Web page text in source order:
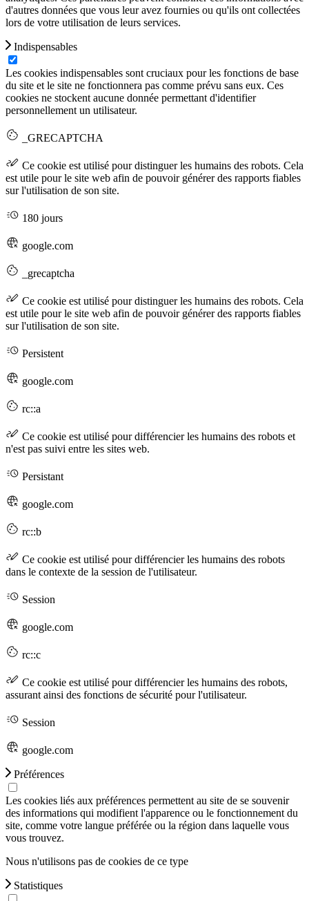
d'autres données que vous leur avez fournies ou qu'ils ont collectées
lors de votre utilisation de leurs services.
Indispensables
Les cookies indispensables sont cruciaux pour les fonctions de base
du site et le site ne fonctionnera pas comme prévu sans eux. Ces
cookies ne stockent aucune donnée permettant d'identifier
personnellement un utilisateur.
_GRECAPTCHA
Ce cookie est utilisé pour distinguer les humains des robots. Cela
est utile pour le site web afin de pouvoir générer des rapports fiables
sur l'utilisation de son site.
180 jours
google.com
_grecaptcha
Ce cookie est utilisé pour distinguer les humains des robots. Cela
est utile pour le site web afin de pouvoir générer des rapports fiables
sur l'utilisation de son site.
Persistent
google.com
rc::a
Ce cookie est utilisé pour différencier les humains des robots et
n'est pas suivi entre les sites web.
Persistant
google.com
rc::b
Ce cookie est utilisé pour différencier les humains des robots
dans le contexte de la session de l'utilisateur.
Session
google.com
rc::c
Ce cookie est utilisé pour différencier les humains des robots,
assurant ainsi des fonctions de sécurité pour l'utilisateur.
Session
google.com
Préférences
Les cookies liés aux préférences permettent au site de se souvenir
des informations qui modifient l'apparence ou le fonctionnement du
site, comme votre langue préférée ou la région dans laquelle vous
vous trouvez.
Nous n'utilisons pas de cookies de ce type
Statistiques